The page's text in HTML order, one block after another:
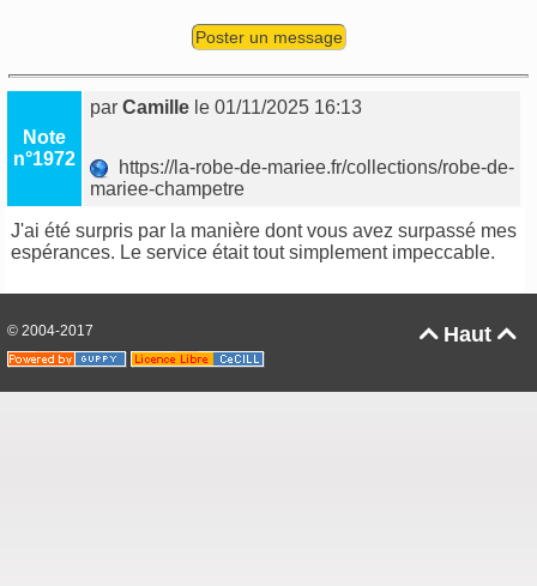
Poster un message
Note
n°1972
parCamille le 01/11/2025 16:13
https://la-robe-de-mariee.fr/collections/robe-de-
mariee-champetre
J'ai été surpris par la manière dont vous avez surpassé mes
espérances. Le service était tout simplement impeccable.
Haut 
© 2004-2017